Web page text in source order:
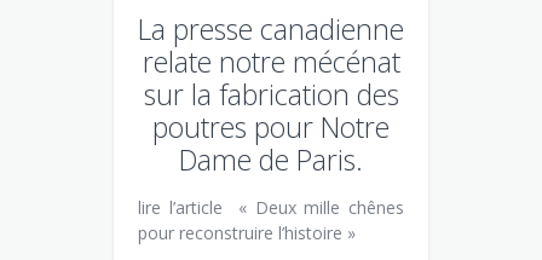
La presse canadienne
relate notre mécénat
sur la fabrication des
poutres pour Notre
Dame de Paris.
lire l’article « Deux mille chênes
pour reconstruire l’histoire »